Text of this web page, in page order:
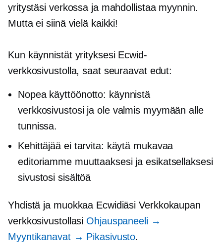
yritystäsi verkossa ja mahdollistaa myynnin.
Mutta ei siinä vielä kaikki!
Kun käynnistät yrityksesi Ecwid-
verkkosivustolla, saat seuraavat edut:
Nopea käyttöönotto: käynnistä
verkkosivustosi ja ole valmis myymään alle
tunnissa.
Kehittäjää ei tarvita: käytä mukavaa
editoriamme muuttaaksesi ja esikatsellaksesi
sivustosi sisältöä
Yhdistä ja muokkaa EcwidiäsiVerkkokaupan
verkkosivustollasi Ohjauspaneeli →
Myyntikanavat → Pikasivusto.